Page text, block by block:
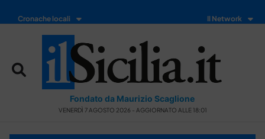
Cronache locali Il Network
Fondato da Maurizio Scaglione
VENERDÌ 7 AGOSTO 2026 - AGGIORNATO ALLE 18:01